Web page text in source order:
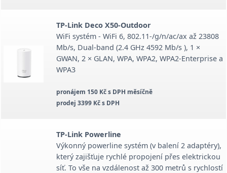
TP-Link Deco X50-Outdoor
WiFi systém - WiFi 6, 802.11-/g/n/ac/ax až 23808
Mb/s, Dual-band (2.4 GHz 4592 Mb/s ), 1 ×
GWAN, 2 × GLAN, WPA, WPA2, WPA2-Enterprise a
WPA3
pronájem 150 Kč s DPH měsíčně
prodej 3399 Kč s DPH
TP-Link Powerline
Výkonný powerline systém (v balení 2 adaptéry),
který zajišťuje rychlé propojení přes elektrickou
síť. To vše na vzdálenost až 300 metrů s rychlostí